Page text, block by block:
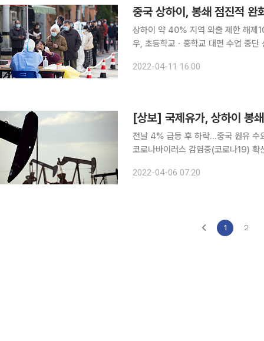
중국 상하이, 봉쇄 점진적 완
상하이 약 40% 지역 외출 제한 해제
우, 초등학교ㆍ중학교 대면 수업 중단 신종 코로나바이러스 감염증(코로나19) 확산 여파에 15일째
신규 확진자 증가세가 이어지고 있어
2022-04-11 16:00
[상보] 국제유가, 상하이
전날 4% 급등 후 하락...중국 원유 수요 위축 우려 영향 국제유가
코로나바이러스 감염증(코로나19)
래일 대비 1.32달러(1.3%) 떨어진 배
2022-04-06 07:20
1 2